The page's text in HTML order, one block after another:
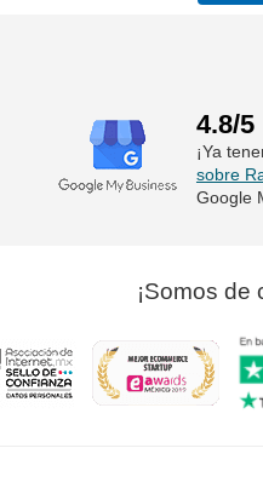
4.8/5
¡Ya
sobre
Google
¡Somos de